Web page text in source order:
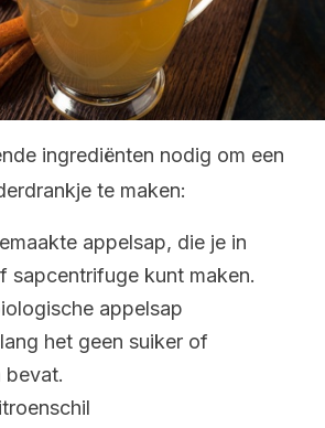
ingrediënten nodig om een
te maken:
appelsap, die je in
sapcentrifuge kunt maken.
appelsap
het geen suiker of
bevat.